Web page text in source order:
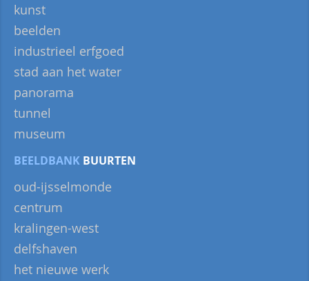
kunst
beelden
industrieel erfgoed
stad aan het water
panorama
tunnel
museum
BEELDBANK BUURTEN
oud-ijsselmonde
centrum
kralingen-west
delfshaven
het nieuwe werk